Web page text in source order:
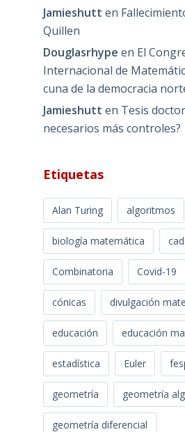
Jamieshutt en
Quillen
Douglasrhype en El
Internacional de
cuna de la democracia
Jamieshutt en Tesis
necesarios más controles?
Etiquetas
Alan Turing algoritmos
biología matemática
Combinatoria Covid-19
cónicas divulgación
educación educación
estadística Euler
geometría geometría
geometría diferencial